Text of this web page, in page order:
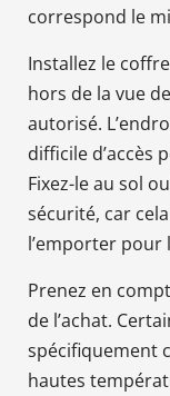
correspond le
Installez le
hors de la vue
autorisé.
difficile d’accès
Fixez-le au sol
sécurité, car
l’emporter pour
Prenez en
de l’achat.
spécifiquement
hautes